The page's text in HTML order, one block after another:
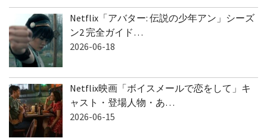
Netflix「アバター: 伝説の少年アン」シーズ
ン2 完全ガイド…
2026-06-18
Netflix映画「ボイスメールで恋をして」キ
ャスト・登場人物・あ…
2026-06-15